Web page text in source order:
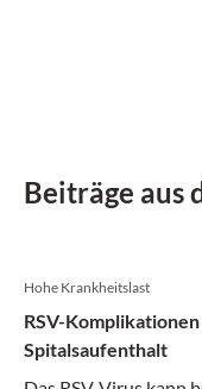
Beiträge aus
Hohe Krankheitslast
RSV-
Spitalsaufenthalt